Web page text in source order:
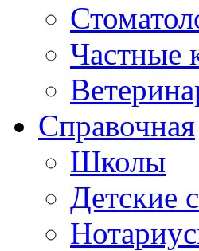
Частные
Справочная
Школы
Детские